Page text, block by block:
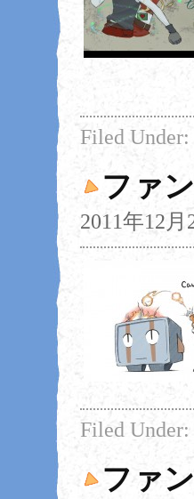
Filed Under:
ファ
2011年12月
Filed Under:
ファ